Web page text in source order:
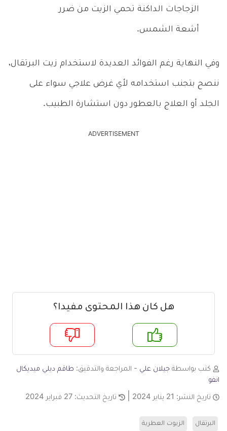
الزجاجات الداكنة تحمي الزيت من ضرر
أشعة الشمس.
وفي النهاية رغم الفوائد العديدة لاستخدام زيت البرتقال،
ننصح بتجنب استخدامه لأي غرض علاجي سواء على
الجلد أو العلاج بالعطور دون استشارة الطبيب.
ADVERTISEMENT
هل كان هذا المحتوى مفيدا؟
لا
كتب بواسطة جيلان علي - المراجعة والتدقيق: طاقم ديلي ميديكال
انفو
تاريخ النشر: 21 يناير 2024 تاريخ التحديث: 27 فبراير 2024
البرتقال الزيوت العطرية